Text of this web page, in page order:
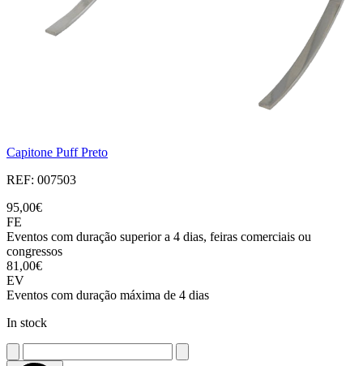
Capitone Puff Preto
REF: 007503
95,00€
FE
Eventos com duração superior a 4 dias, feiras comerciais ou
congressos
81,00€
EV
Eventos com duração máxima de 4 dias
In stock